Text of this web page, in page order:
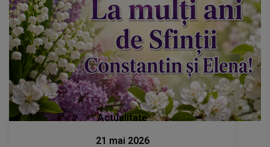
Actualitate
21 mai 2026